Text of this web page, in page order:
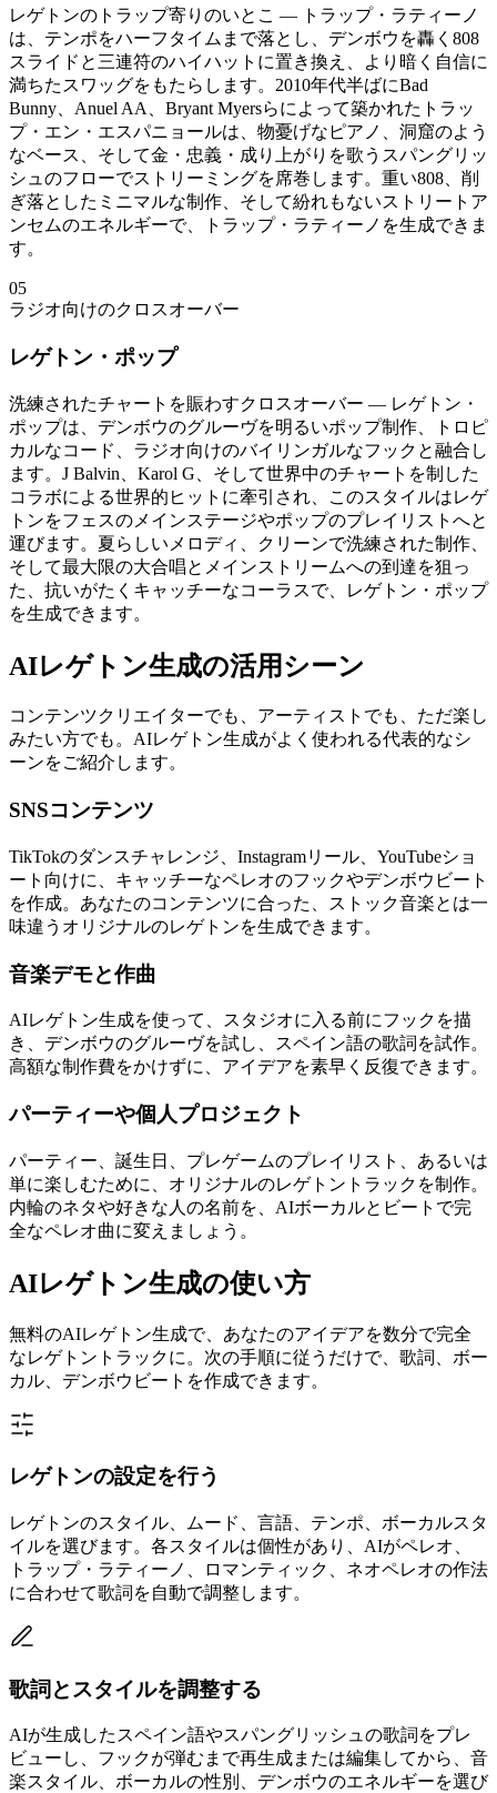
レゲトンのトラップ寄りのいとこ — トラップ・ラティーノ
は、テンポをハーフタイムまで落とし、デンボウを轟く808
スライドと三連符のハイハットに置き換え、より暗く自信に
満ちたスワッグをもたらします。2010年代半ばにBad
Bunny、Anuel AA、Bryant Myersらによって築かれたトラッ
プ・エン・エスパニョールは、物憂げなピアノ、洞窟のよう
なベース、そして金・忠義・成り上がりを歌うスパングリッ
シュのフローでストリーミングを席巻します。重い808、削
ぎ落としたミニマルな制作、そして紛れもないストリートア
ンセムのエネルギーで、トラップ・ラティーノを生成できま
す。
05
ラジオ向けのクロスオーバー
レゲトン・ポップ
洗練されたチャートを賑わすクロスオーバー — レゲトン・
ポップは、デンボウのグルーヴを明るいポップ制作、トロピ
カルなコード、ラジオ向けのバイリンガルなフックと融合し
ます。J Balvin、Karol G、そして世界中のチャートを制した
コラボによる世界的ヒットに牽引され、このスタイルはレゲ
トンをフェスのメインステージやポップのプレイリストへと
運びます。夏らしいメロディ、クリーンで洗練された制作、
そして最大限の大合唱とメインストリームへの到達を狙っ
た、抗いがたくキャッチーなコーラスで、レゲトン・ポップ
を生成できます。
AIレゲトン生成の活用シーン
コンテンツクリエイターでも、アーティストでも、ただ楽し
みたい方でも。AIレゲトン生成がよく使われる代表的なシ
ーンをご紹介します。
SNSコンテンツ
TikTokのダンスチャレンジ、Instagramリール、YouTubeショ
ート向けに、キャッチーなペレオのフックやデンボウビート
を作成。あなたのコンテンツに合った、ストック音楽とは一
味違うオリジナルのレゲトンを生成できます。
音楽デモと作曲
AIレゲトン生成を使って、スタジオに入る前にフックを描
き、デンボウのグルーヴを試し、スペイン語の歌詞を試作。
高額な制作費をかけずに、アイデアを素早く反復できます。
パーティーや個人プロジェクト
パーティー、誕生日、プレゲームのプレイリスト、あるいは
単に楽しむために、オリジナルのレゲトントラックを制作。
内輪のネタや好きな人の名前を、AIボーカルとビートで完
全なペレオ曲に変えましょう。
AIレゲトン生成の使い方
無料のAIレゲトン生成で、あなたのアイデアを数分で完全
なレゲトントラックに。次の手順に従うだけで、歌詞、ボー
カル、デンボウビートを作成できます。
レゲトンの設定を行う
レゲトンのスタイル、ムード、言語、テンポ、ボーカルスタ
イルを選びます。各スタイルは個性があり、AIがペレオ、
トラップ・ラティーノ、ロマンティック、ネオペレオの作法
に合わせて歌詞を自動で調整します。
歌詞とスタイルを調整する
AIが生成したスペイン語やスパングリッシュの歌詞をプレ
ビューし、フックが弾むまで再生成または編集してから、音
楽スタイル、ボーカルの性別、デンボウのエネルギーを選び